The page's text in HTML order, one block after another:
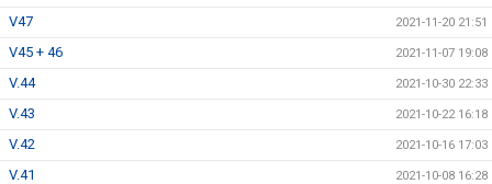
V47 2021-11-20 21:51
V45 + 46 2021-11-07 19:08
V.44 2021-10-30 22:33
V.43 2021-10-22 16:18
V.42 2021-10-16 17:03
V.41 2021-10-08 16:28